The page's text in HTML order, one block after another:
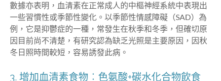
數據亦表明，血清素在正常成人的中樞神經系統中表現出
一些習慣性或季節性變化。以季節性情感障礙（SAD）為
例，它是抑鬱症的一種，常發生在秋季和冬季，但確切原
因目前尚不清楚，有研究認為缺乏光照是主要原因，因秋
冬日照時間較短，容易誘發此病。
3. 增加血清素食物︰色氨酸+碳水化合物飲食